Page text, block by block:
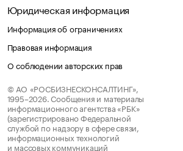
Юридическая информация
Информация об ограничениях
Правовая информация
О соблюдении авторских прав
© АО «РОСБИЗНЕСКОНСАЛТИНГ»,
1995–2026. Сообщения и материалы
информационного агентства «РБК»
(зарегистрировано Федеральной
службой по надзору в сфере связи,
информационных технологий
и массовых коммуникаций